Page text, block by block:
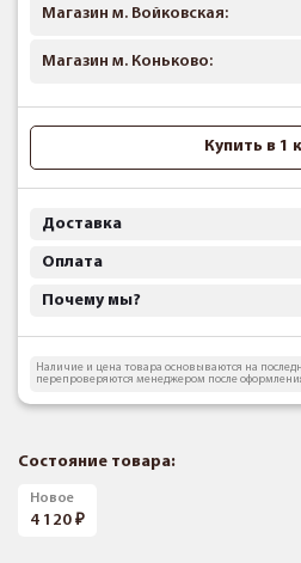
Магазин м. Войковская:
Магазин м. Коньково:
Купить в 1
Доставка
Оплата
Почему мы?
Наличие и цена товара основываются на
перепроверяются менеджером после
Состояние товара:
Новое
4 120